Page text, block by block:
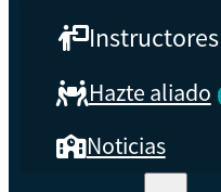
Instructores
Hazte aliado
Noticias